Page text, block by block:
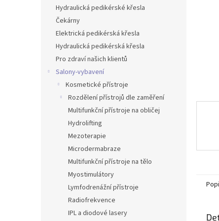
Hydraulická pedikérské křesla
Čekárny
Elektrická pedikérská křesla
Hydraulická pedikérská křesla
Pro zdraví našich klientů
Salony-vybavení
Kosmetické přístroje
Rozdělení přístrojů dle zaměření
Multifunkční přístroje na obličej
Hydrolifting
Mezoterapie
Microdermabraze
Multifunkční přístroje na tělo
Myostimulátory
Lymfodrenážní přístroje
Radiofrekvence
IPL a diodové lasery